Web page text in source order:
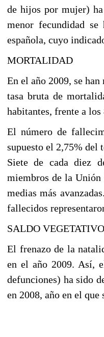
de hijos por mujer)
menor fecundidad
española, cuyo
MORTALIDAD
En el año 2009, se
tasa bruta de
habitantes, frente a los
El número de
supuesto el 2,75% del
Siete de cada diez
miembros de la Unión
medias más
fallecidos
SALDO VEGETATIVO
El frenazo de la
en el año 2009. Así,
defunciones) ha sido
en 2008, año en el